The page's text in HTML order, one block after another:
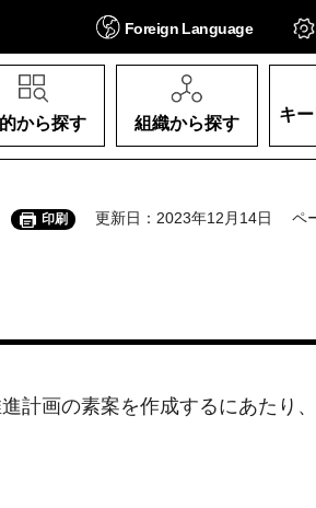
Foreign Language
から探す 組織から探す
キ
印刷 更新日：2023年12月14日 ペ
計画の素案を作成するにあたり